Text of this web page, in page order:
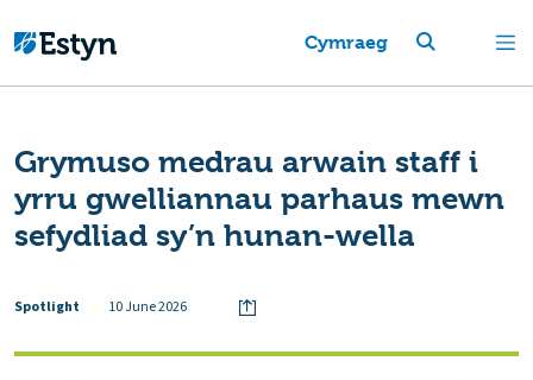
Cymraeg
Grymuso medrau arwain staff i
yrru gwelliannau parhaus mewn
sefydliad sy’n hunan-wella
Spotlight 10 June 2026